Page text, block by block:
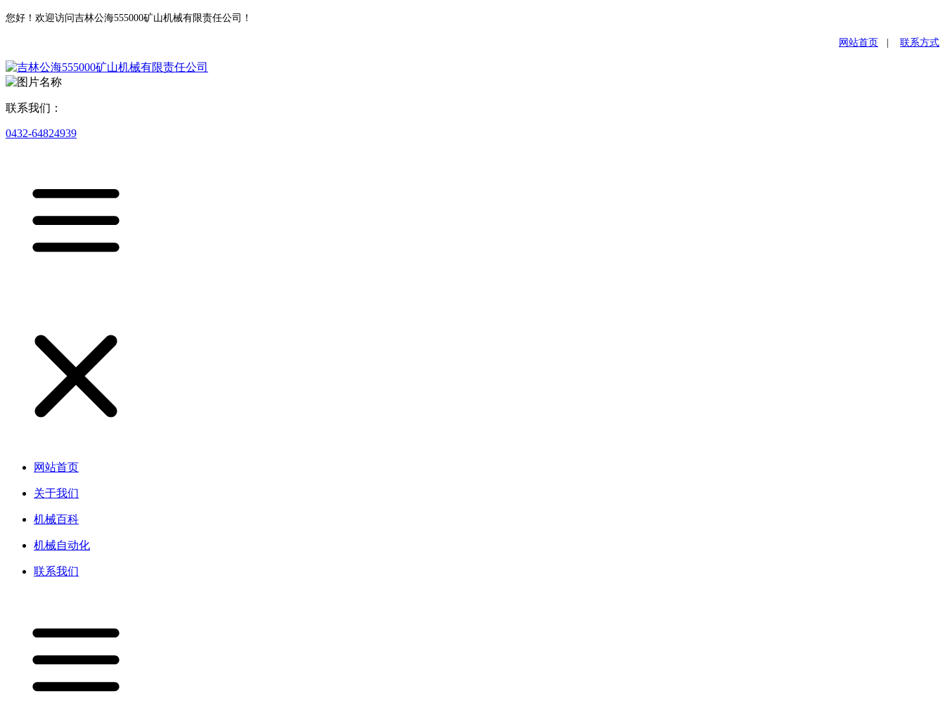
您好！欢迎访问吉林公海555000矿山机械有限责任公司！
网站首页 联系方式
联系我们：
0432-64824939
网站首页
关于我们
机械百科
机械自动化
联系我们